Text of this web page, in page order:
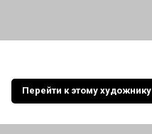
Перейти к этому художнику